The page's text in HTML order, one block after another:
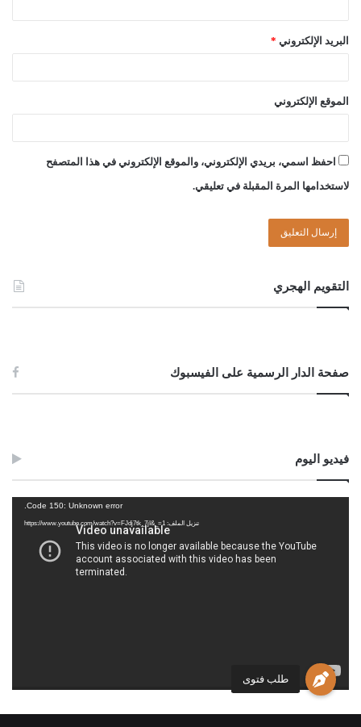
طلب فتوى
البريد الإلكتروني *
الموقع الإلكتروني
احفظ اسمي، بريدي الإلكتروني، والموقع الإلكتروني في هذا المتصفح
لاستخدامها المرة المقبلة في تعليقي.
التقويم الهجري
صفحة الدار الرسمية على الفيسبوك
فيديو اليوم
Code 150: Unknown error.
تنزيل الملف: https://www.youtube.com/watch?v=FJdj7tk_7jI&_=1